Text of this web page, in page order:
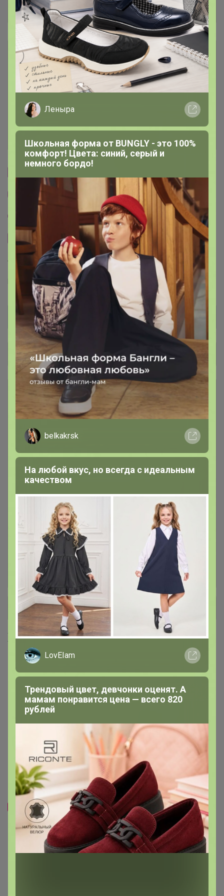
Общий каталог
РАСПРОДАЖА
Футболки, рубашки, поло, толстовки
Джинсы женские 28
Джинсы мужские
Джинсы УТЕПЛЕННЫЕ для
мужчин и женщин
Толстовки женские
Трикотаж ТЕПЛЫЙ для мужчин:
толстовки, брюки, водолазки
+ Ещё 4 каталога
Отзывы участников 5.5K
Описание
Условия участия
Ключевые даты
История проведённых выкупов
Другие СП организатора Селена
Пристрой организатора Селена
Сайт закупки
Торговые марки
F5™ Ф5™ F`FIVE™
Хиты продаж
Скидка
392р
-20%
490р
Футболка мужская F`FIVE
02285/Pacific
Скидка
552р
-44%
990р
Рубашка мужская F`FIVE
07347 (141004)
Леныра
Школьная форма от BUNGLY - это 100%
комфорт! Цвета: синий, серый и
немного бордо!
belkakrsk
На любой вкус, но всегда с идеальным
качеством
LovEIam
Трендовый цвет, девчонки оценят. А
мамам понравится цена — всего 820
рублей